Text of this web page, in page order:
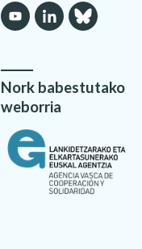
Nork babestutako
weborria